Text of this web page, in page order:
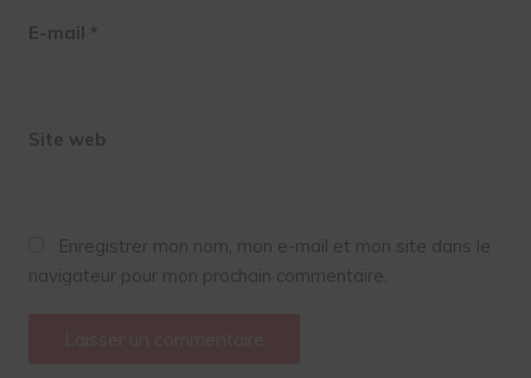
E-mail *
Site web
Enregistrer mon nom, mon e-mail et mon site dans le
navigateur pour mon prochain commentaire.